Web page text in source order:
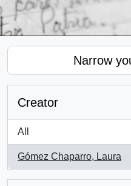
Narrow
Creator
All
Gómez Chaparro, Laura
, 1 results